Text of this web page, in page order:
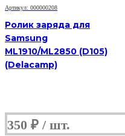
Артикул: 000000208
Ролик заряда для
Samsung
ML1910/ML2850 (D105)
(Delacamp)
350 ₽